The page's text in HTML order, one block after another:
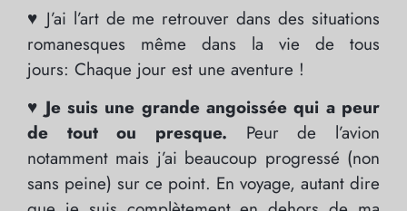
♥ J’ai l’art de me retrouver dans des situations
romanesques même dans la vie de tous
jours: Chaque jour est une aventure !
♥ Je suis une grande angoissée qui a peur
de tout ou presque. Peur de l’avion
notamment mais j’ai beaucoup progressé (non
sans peine) sur ce point. En voyage, autant dire